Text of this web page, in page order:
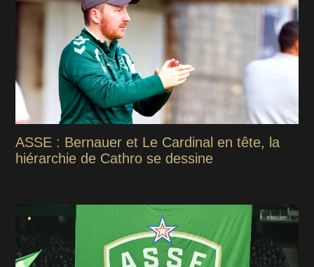
ASSE : Bernauer et Le Cardinal en tête, la
hiérarchie de Cathro se dessine